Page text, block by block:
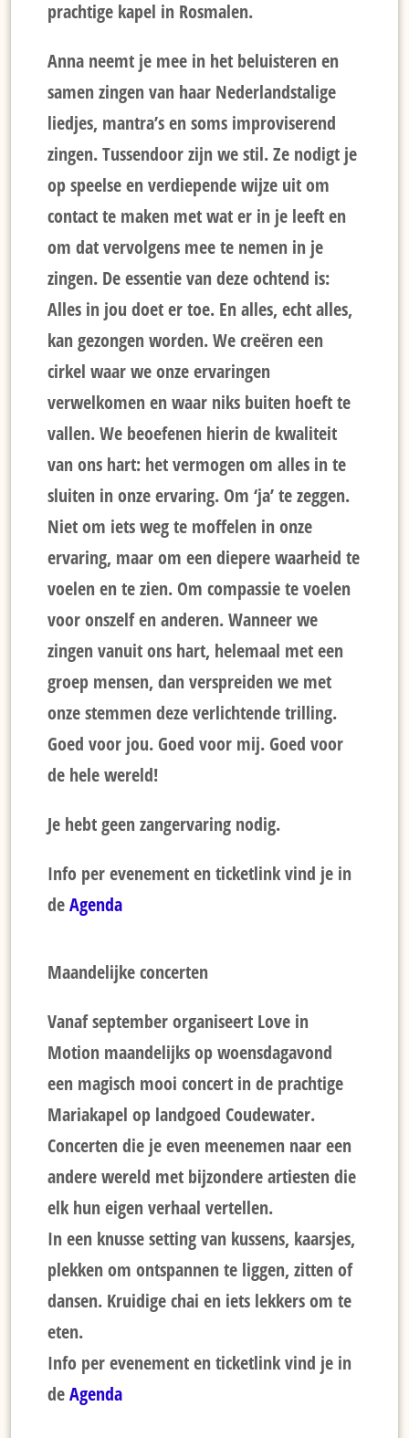
prachtige kapel in Rosmalen.
Anna neemt je mee in het beluisteren en
samen zingen van haar Nederlandstalige
liedjes, mantra’s en soms improviserend
zingen. Tussendoor zijn we stil. Ze nodigt je
op speelse en verdiepende wijze uit om
contact te maken met wat er in je leeft en
om dat vervolgens mee te nemen in je
zingen. De essentie van deze ochtend is:
Alles in jou doet er toe. En alles, echt alles,
kan gezongen worden. We creëren een
cirkel waar we onze ervaringen
verwelkomen en waar niks buiten hoeft te
vallen. We beoefenen hierin de kwaliteit
van ons hart: het vermogen om alles in te
sluiten in onze ervaring. Om ‘ja’ te zeggen.
Niet om iets weg te moffelen in onze
ervaring, maar om een diepere waarheid te
voelen en te zien. Om compassie te voelen
voor onszelf en anderen. Wanneer we
zingen vanuit ons hart, helemaal met een
groep mensen, dan verspreiden we met
onze stemmen deze verlichtende trilling.
Goed voor jou. Goed voor mij. Goed voor
de hele wereld!
Je hebt geen zangervaring nodig.
Info per evenement en ticketlink vind je in
deAgenda
Maandelijke concerten
Vanaf september organiseert Love in
Motion maandelijks op woensdagavond
een magisch mooi concert in de prachtige
Mariakapel op landgoed Coudewater.
Concerten die je even meenemen naar een
andere wereld met bijzondere artiesten die
elk hun eigen verhaal vertellen.
In een knusse setting van kussens, kaarsjes,
plekken om ontspannen te liggen, zitten of
dansen. Kruidige chai en iets lekkers om te
eten.
Info per evenement en ticketlink vind je in
deAgenda